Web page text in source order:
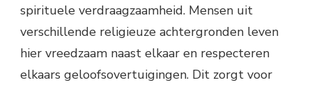
spirituele verdraagzaamheid. Mensen uit
verschillende religieuze achtergronden leven
hier vreedzaam naast elkaar en respecteren
elkaars geloofsovertuigingen. Dit zorgt voor